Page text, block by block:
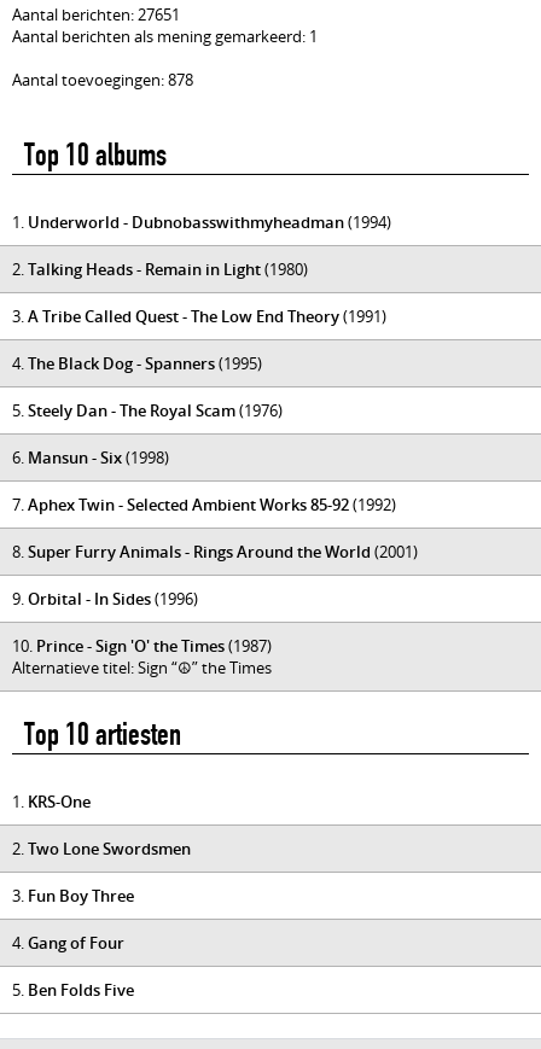
Aantal berichten: 27651
Aantal berichten als mening gemarkeerd: 1
Aantal toevoegingen: 878
Top 10 albums
1. Underworld - Dubnobasswithmyheadman(1994)
2.Talking Heads - Remain in Light(1980)
3.A Tribe Called Quest - The Low End Theory(1991)
4.The Black Dog - Spanners(1995)
5.Steely Dan - The Royal Scam(1976)
6. Mansun - Six(1998)
7.Aphex Twin - Selected Ambient Works 85-92(1992)
8.Super Furry Animals - Rings Around the World (2001)
9.Orbital - In Sides(1996)
10. Prince - Sign 'O' the Times(1987)
Alternatieve titel: Sign “☮” the Times
Top 10 artiesten
1. KRS-One
2.Two Lone Swordsmen
3. Fun Boy Three
4.Gang of Four
5. Ben Folds Five